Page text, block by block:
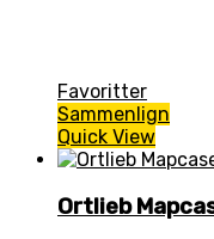
Favoritter
Sammenlign
Quick View
Ortlieb